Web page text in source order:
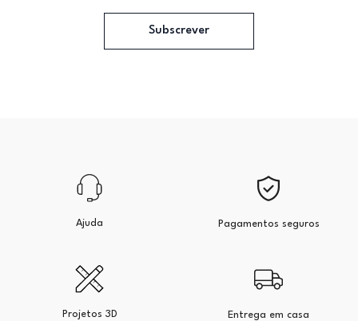
Subscrever
Ajuda Pagamentos seguros
Projetos 3D Entrega em casa